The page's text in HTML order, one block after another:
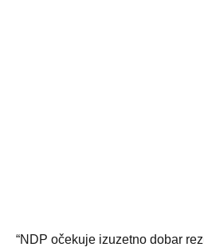
“NDP očekuje izuzetno dobar